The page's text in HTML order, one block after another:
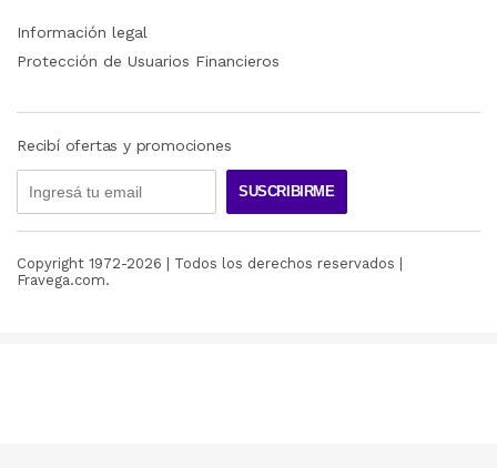
Información legal
Protección de Usuarios Financieros
Recibí ofertas y promociones
SUSCRIBIRME
Copyright 1972-2026 | Todos los derechos reservados |
Fravega.com.